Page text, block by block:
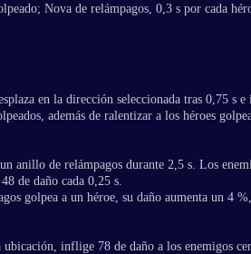
Nova de relámpagos, 0,3 s por cada
en la dirección seleccionada tras 0,75 s
además de ralentizar a los héroes
anillo de relámpagos durante 2,5 s. Los
de daño cada 0,25 s.
golpea a un héroe, su daño aumenta un 4
inflige 78 de daño a los enemigos